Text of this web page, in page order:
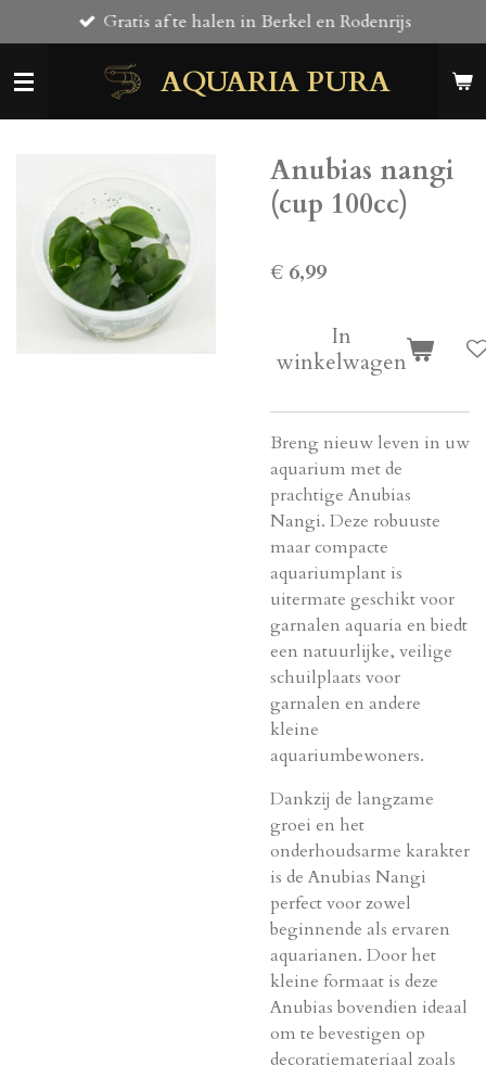
direct
naar
AQUARIA PURA
Gratis af te halen in Berkel en Rodenrijs
Anubias nangi
(cup 100cc)
€ 6,99
In
winkelwagen
Breng nieuw leven in uw
aquarium met de
prachtige Anubias
Nangi. Deze robuuste
maar compacte
aquariumplant is
uitermate geschikt voor
garnalen aquaria en biedt
een natuurlijke, veilige
schuilplaats voor
garnalen en andere
kleine
aquariumbewoners.
Dankzij de langzame
groei en het
onderhoudsarme karakter
is de Anubias Nangi
perfect voor zowel
beginnende als ervaren
aquarianen. Door het
kleine formaat is deze
Anubias bovendien ideaal
om te bevestigen op
decoratiemateriaal zoals